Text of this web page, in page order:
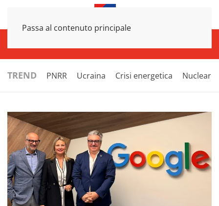
Passa al contenuto principale
TREND PNRR Ucraina Crisi energetica Nucleare